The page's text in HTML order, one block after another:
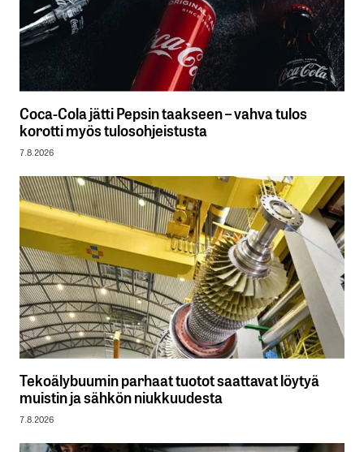
Coca-Cola jätti Pepsin taakseen – vahva tulos
korotti myös tulosohjeistusta
7.8.2026
Tekoälybuumin parhaat tuotot saattavat löytyä
muistin ja sähkön niukkuudesta
7.8.2026